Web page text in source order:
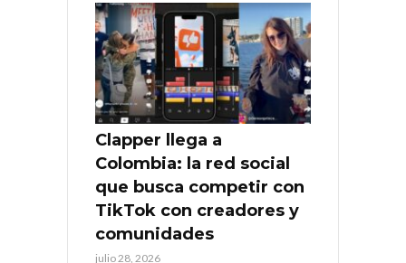
Clapper llega a
Colombia: la red social
que busca competir con
TikTok con creadores y
comunidades
julio 28, 2026